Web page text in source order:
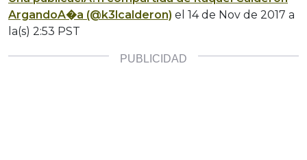
ArgandoA�a (@k3lcalderon) el 14 de Nov de 2017 a
la(s) 2:53 PST